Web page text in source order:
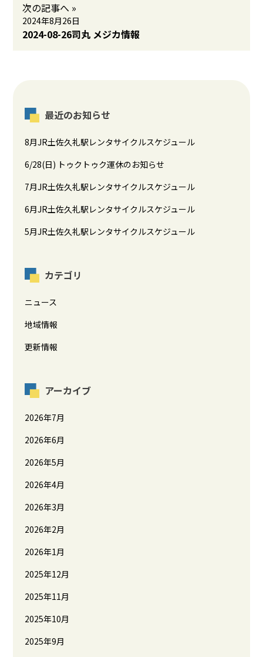
次の記事へ »
2024年8月26日
2024-08-26司丸 メジカ情報
最近のお知らせ
8月JR土佐久礼駅レンタサイクルスケジュール
6/28(日) トゥクトゥク運休のお知らせ
7月JR土佐久礼駅レンタサイクルスケジュール
6月JR土佐久礼駅レンタサイクルスケジュール
5月JR土佐久礼駅レンタサイクルスケジュール
カテゴリ
ニュース
地域情報
更新情報
アーカイブ
2026年7月
2026年6月
2026年5月
2026年4月
2026年3月
2026年2月
2026年1月
2025年12月
2025年11月
2025年10月
2025年9月